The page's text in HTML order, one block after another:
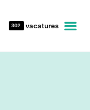
302 vacatures